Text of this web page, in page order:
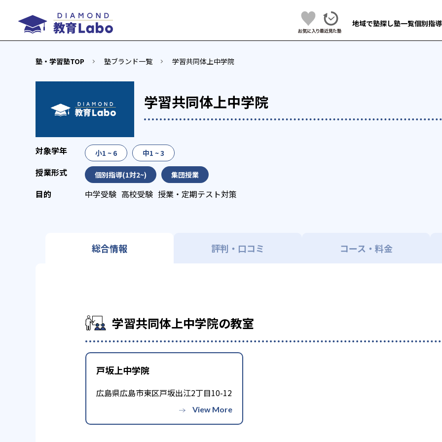
地域で塾探し塾一覧個別指
塾・学習塾TOP 塾ブランド一覧 学習共同体上中学院
学習共同体上中学院
小1 ~ 6 中1 ~ 3
個別指導(1対2~) 集団授業
中学受験 高校受験 授業・定期テスト対策
総合情報 評判・口コミ コース・料金
学習共同体上中学院の教室
戸坂上中学院
広島県広島市東区戸坂出江2丁目10-12